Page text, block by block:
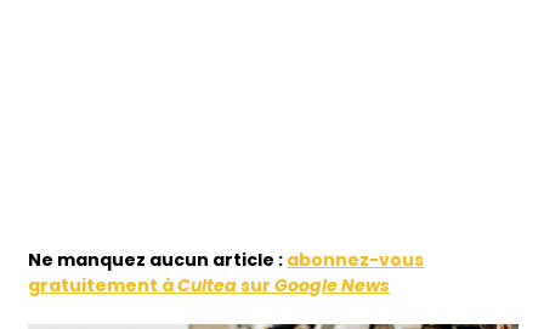
Ne manquez aucun article : abonnez-vous
gratuitement àCulteasur Google News